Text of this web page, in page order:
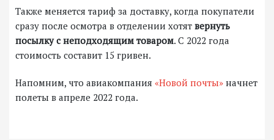
Также меняется тариф за доставку, когда покупатели
сразу после осмотра в отделении хотят вернуть
посылку с неподходящим товаром. С 2022 года
стоимость составит 15 гривен.
Напомним, что авиакомпания «Новой почты» начнет
полеты в апреле 2022 года.